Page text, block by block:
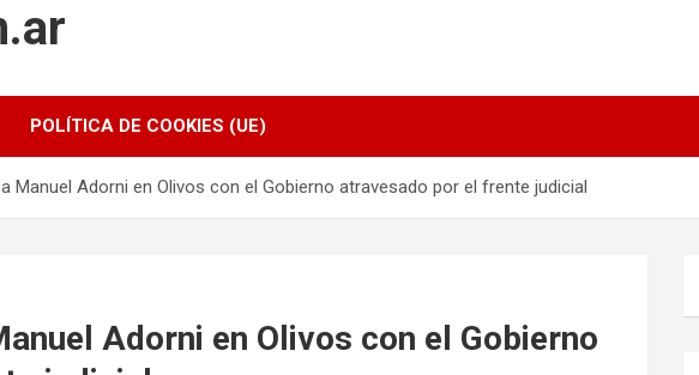
POLÍTICA DE COOKIES (UE)
Manuel Adorni en Olivos con el Gobierno atravesado por el frente judicial
Adorni en Olivos con el Gobierno